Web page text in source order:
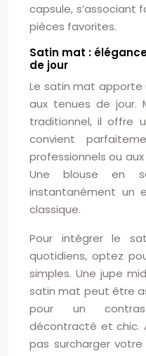
capsule, s’associant
pièces favorites.
Satin mat :
de jour
Le satin mat apporte
aux tenues de jour.
traditionnel, il offre
convient
professionnels ou
Une blouse en
instantanément un
classique.
Pour intégrer le
quotidiens, optez
simples. Une jupe
satin mat peut être
pour un
décontracté et chic.
pas surcharger